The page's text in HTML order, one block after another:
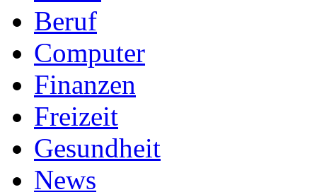
Beruf
Computer
Finanzen
Freizeit
Gesundheit
News